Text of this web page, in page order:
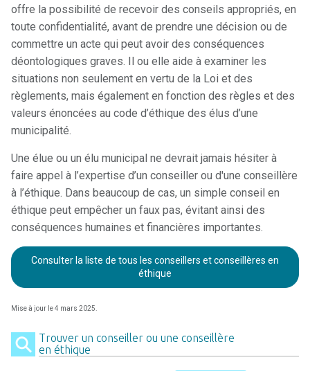
offre la possibilité de recevoir des conseils appropriés, en
toute confidentialité, avant de prendre une décision ou de
commettre un acte qui peut avoir des conséquences
déontologiques graves. Il ou elle aide à examiner les
situations non seulement en vertu de la Loi et des
règlements, mais également en fonction des règles et des
valeurs énoncées au code d’éthique des élus d’une
municipalité.
Une élue ou un élu municipal ne devrait jamais hésiter à
faire appel à l’expertise d’un conseiller ou d'une conseillère
à l’éthique. Dans beaucoup de cas, un simple conseil en
éthique peut empêcher un faux pas, évitant ainsi des
conséquences humaines et financières importantes.
Consulter la liste de tous les conseillers et conseillères en
éthique
Mise à jour le 4 mars 2025.
Trouver un conseiller ou une conseillère
en éthique